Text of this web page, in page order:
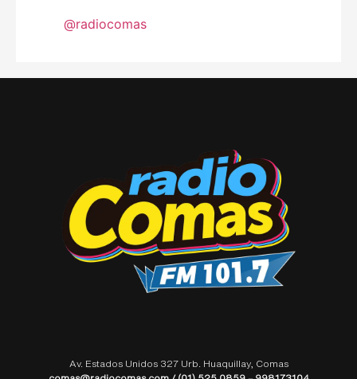
@radiocomas
Av. Estados Unidos 327 Urb. Huaquillay, Comas